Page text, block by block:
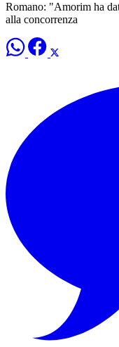
Romano: "Amorim ha
alla concorrenza